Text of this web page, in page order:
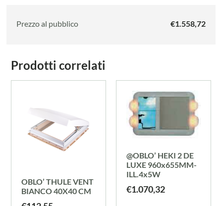
Prezzo al pubblico €1.558,72
Prodotti correlati
OBLO’ THULE VENT
BIANCO 40X40 CM
@OBLO’ HEKI 2 DE
LUXE 960x655MM-
ILL.4x5W
€1.070,32